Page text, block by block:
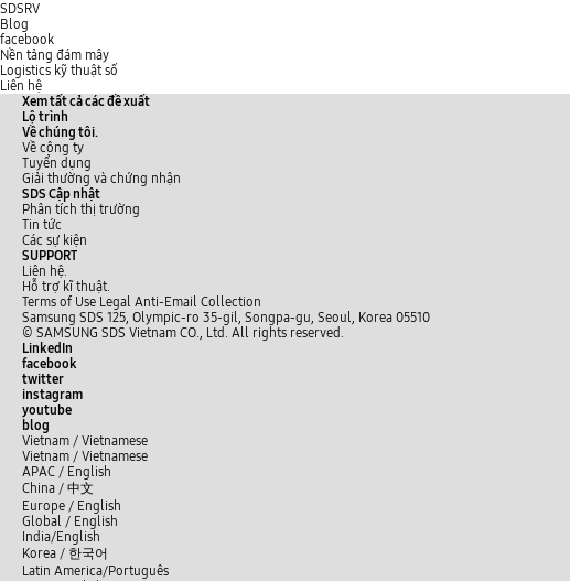
SDSRV
Blog
facebook
Nền tảng đám mây
Logistics kỹ thuật số
Liên hệ
Xem tất cả các đề xuất
Lộ trình
Về chúng tôi.
Về công ty
Tuyển dụng
Giải thường và chứng nhận
SDS Cập nhật
Phân tích thị trường
Tin tức
Các sự kiện
SUPPORT
Liên hệ.
Hỗ trợ kĩ thuật.
Terms of Use Legal Anti-Email Collection
Samsung SDS 125, Olympic-ro 35-gil, Songpa-gu, Seoul, Korea 05510
© SAMSUNG SDS Vietnam CO., Ltd. All rights reserved.
LinkedIn
facebook
twitter
instagram
youtube
blog
Vietnam / Vietnamese
Vietnam / Vietnamese
APAC / English
China / 中文
Europe / English
Global / English
India/English
Korea / 한국어
Latin America/Português